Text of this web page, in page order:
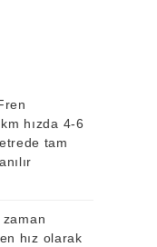
hızda 4-6
tam
hız olarak